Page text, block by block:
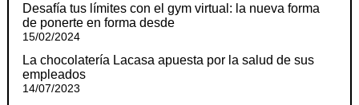
Desafía tus límites con el gym virtual: la nueva forma
de ponerte en forma desde
15/02/2024
La chocolatería Lacasa apuesta por la salud de sus
empleados
14/07/2023